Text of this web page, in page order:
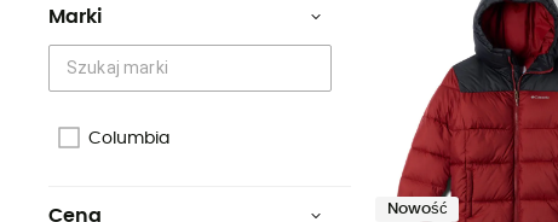
Marki
Columbia
Cena
Nowość